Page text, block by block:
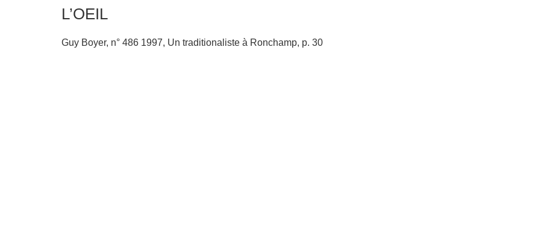
L’OEIL
Guy Boyer, n° 486 1997, Un traditionaliste à Ronchamp, p. 30